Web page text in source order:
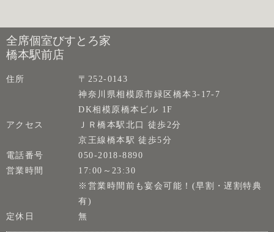
全席個室びすとろ家
橋本駅前店
住所
〒252-0143
神奈川県相模原市緑区橋本3-17-7
DK相模原橋本ビル 1F
アクセス
ＪＲ橋本駅北口 徒歩2分
京王線橋本駅 徒歩5分
電話番号
050-2018-8890
営業時間
17:00～23:30
※営業時間前も宴会可能！(早割・遅割特典
有)
定休日
無